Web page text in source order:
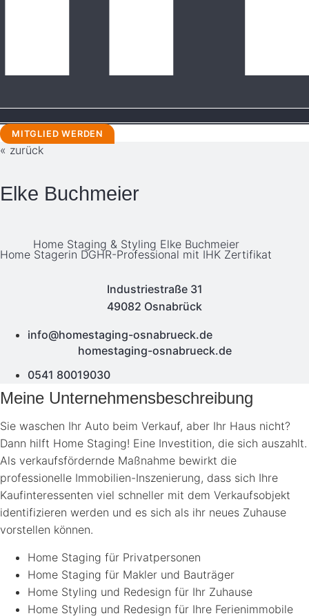
MITGLIED WERDEN
« zurück
Elke Buchmeier
Home Staging & Styling Elke Buchmeier
Home Stagerin DGHR-Professional mit IHK Zertifikat
Industriestraße 31
49082 Osnabrück
info@homestaging-osnabrueck.de
homestaging-osnabrueck.de
0541 80019030
Meine Unternehmensbeschreibung
Sie waschen Ihr Auto beim Verkauf, aber Ihr Haus nicht?
Dann hilft Home Staging! Eine Investition, die sich auszahlt.
Als verkaufsfördernde Maßnahme bewirkt die
professionelle Immobilien-Inszenierung, dass sich Ihre
Kaufinteressenten viel schneller mit dem Verkaufsobjekt
identifizieren werden und es sich als ihr neues Zuhause
vorstellen können.
Home Staging für Privatpersonen
Home Staging für Makler und Bauträger
Home Styling und Redesign für Ihr Zuhause
Home Styling und Redesign für Ihre Ferienimmobile